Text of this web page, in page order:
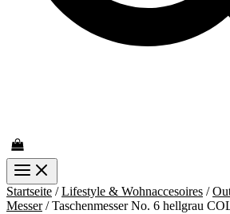
Startseite /Lifestyle & Wohnaccesoires /
Messer
/ Taschenmesser No. 6